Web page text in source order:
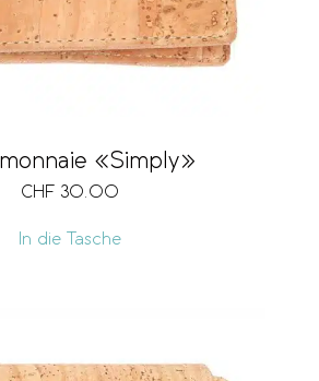
«Simply»
CHF 30.00
In die Tasche